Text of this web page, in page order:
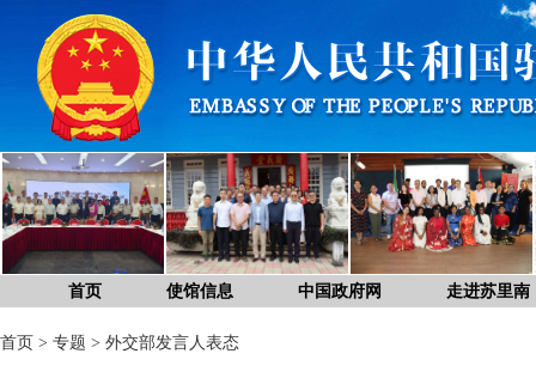
首页 使馆信息 中国政府网 走进苏里南
首页 > 专题 > 外交部发言人表态